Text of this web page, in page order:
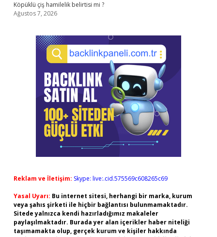
Köpüklü çiş hamilelik belirtisi mi ?
Ağustos 7, 2026
Reklam ve İletişim: Skype: live:.cid.575569c608265c69
Yasal Uyarı: Bu internet sitesi, herhangi bir marka, kurum
veya şahıs şirketi ile hiçbir bağlantısı bulunmamaktadır.
Sitede yalnızca kendi hazırladığımız makaleler
paylaşılmaktadır. Burada yer alan içerikler haber niteliği
taşımamakta olup, gerçek kurum ve kişiler hakkında